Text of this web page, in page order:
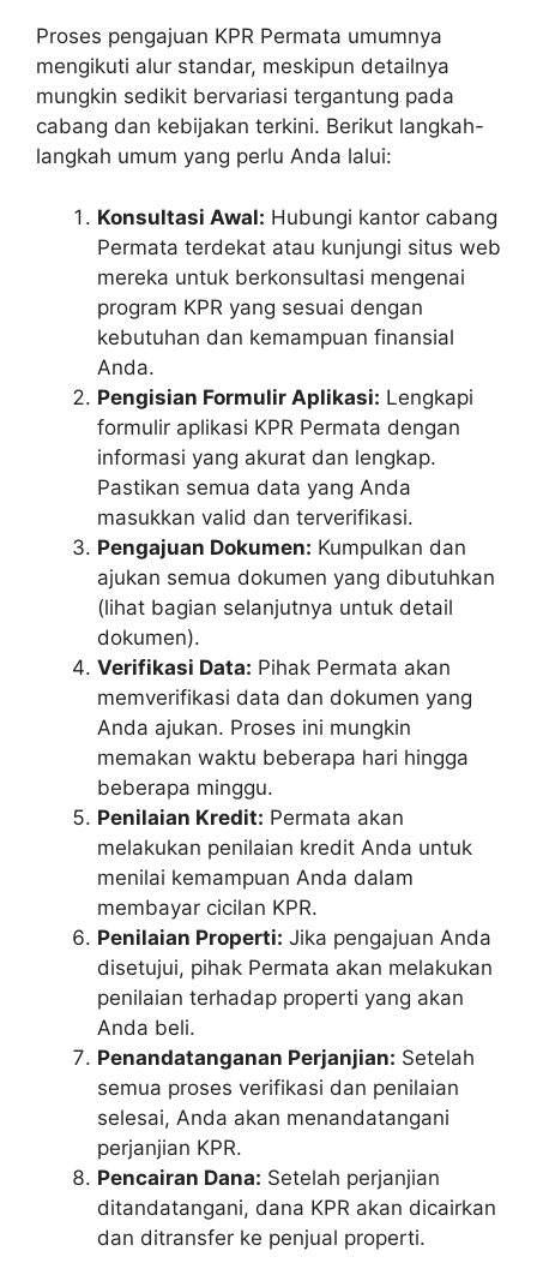
Proses pengajuan KPR Permata umumnya
mengikuti alur standar, meskipun detailnya
mungkin sedikit bervariasi tergantung pada
cabang dan kebijakan terkini. Berikut langkah-
langkah umum yang perlu Anda lalui:
Konsultasi Awal: Hubungi kantor cabang
Permata terdekat atau kunjungi situs web
mereka untuk berkonsultasi mengenai
program KPR yang sesuai dengan
kebutuhan dan kemampuan finansial
Anda.
Pengisian Formulir Aplikasi: Lengkapi
formulir aplikasi KPR Permata dengan
informasi yang akurat dan lengkap.
Pastikan semua data yang Anda
masukkan valid dan terverifikasi.
Pengajuan Dokumen: Kumpulkan dan
ajukan semua dokumen yang dibutuhkan
(lihat bagian selanjutnya untuk detail
dokumen).
Verifikasi Data: Pihak Permata akan
memverifikasi data dan dokumen yang
Anda ajukan. Proses ini mungkin
memakan waktu beberapa hari hingga
beberapa minggu.
Penilaian Kredit: Permata akan
melakukan penilaian kredit Anda untuk
menilai kemampuan Anda dalam
membayar cicilan KPR.
Penilaian Properti: Jika pengajuan Anda
disetujui, pihak Permata akan melakukan
penilaian terhadap properti yang akan
Anda beli.
Penandatanganan Perjanjian: Setelah
semua proses verifikasi dan penilaian
selesai, Anda akan menandatangani
perjanjian KPR.
Pencairan Dana: Setelah perjanjian
ditandatangani, dana KPR akan dicairkan
dan ditransfer ke penjual properti.